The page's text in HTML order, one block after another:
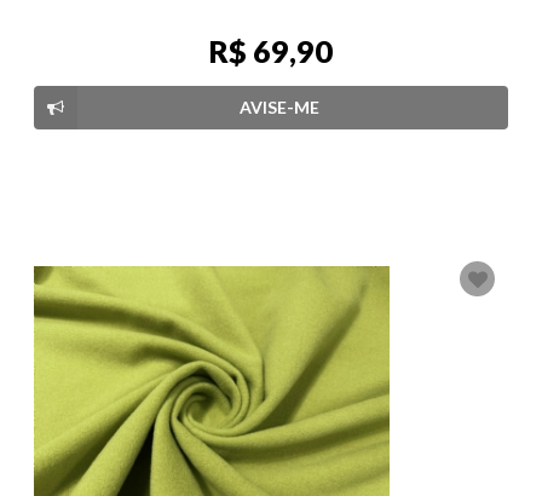
R$ 69,90
AVISE-ME